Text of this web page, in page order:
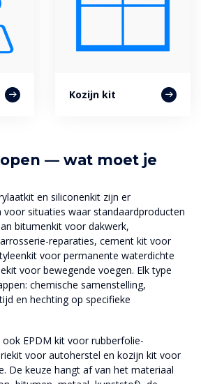
Kozijn kit
— wat moet je
en siliconenkit zijn er
voor situaties waar standaardproducten
bitumenkit voor dakwerk,
reparaties, cement kit voor
voor permanente waterdichte
voor bewegende voegen. Elk type
chemische samenstelling,
en hechting op specifieke
EPDM kit voor rubberfolie-
voor autoherstel en kozijn kit voor
De keuze hangt af van het materiaal